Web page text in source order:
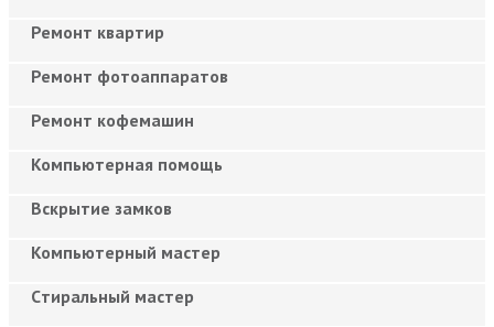
Ремонт квартир
Ремонт фотоаппаратов
Ремонт кофемашин
Компьютерная помощь
Вскрытие замков
Компьютерный мастер
Cтиральный мастер